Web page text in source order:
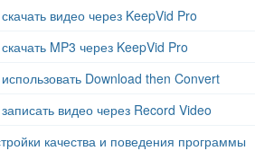
видео через KeepVid Pro
MP3 через KeepVid Pro
использовать Download then Convert
видео через Record Video
качества и поведения программы